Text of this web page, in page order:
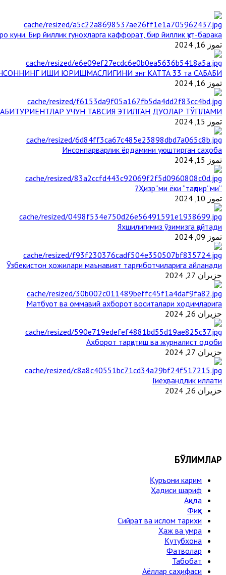
куни. Бир йиллик гуноҳларга каффорат, бир йиллик қут-барака
تموز 16, 2024
ИШИ ЮРИШМАСЛИГИНИ энг КАТТА 33 та САБАБИ
تموز 16, 2024
АБИТУРИЕНТЛАР УЧУН ТАВСИЯ ЭТИЛГАН ДУОЛАР ТЎПЛАМИ
تموز 15, 2024
Инсонпарварлик ёрдамини уюштирган саҳоба
تموز 15, 2024
“Ҳизр”ми ёки “тақдир”ми?
تموز 10, 2024
Яхшилигимиз ўзимизга қайтади
تموز 09, 2024
Ўзбекистон ҳожилари маънавият тарғиботчиларига айланади
حزيران 27, 2024
Матбуот ва оммавий ахборот воситалари ходимларига
حزيران 26, 2024
Ахборот тарқатиш ва журналист одоби
حزيران 27, 2024
Гиёҳвандлик иллати
حزيران 26, 2024
БЎЛИМЛАР
Қуръони карим
Ҳадиси шариф
Ақида
Фиқҳ
Сийрат ва ислом тарихи
Ҳаж ва умра
Кутубхона
Фатволар
Табобат
Аёллар саҳифаси